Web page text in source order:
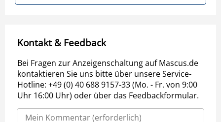
Kontakt & Feedback
Bei Fragen zur Anzeigenschaltung auf Mascus.de
kontaktieren Sie uns bitte über unsere Service-
Hotline: +49 (0) 40 688 9157-33 (Mo. - Fr. von 9:00
Uhr 16:00 Uhr) oder über das Feedbackformular.